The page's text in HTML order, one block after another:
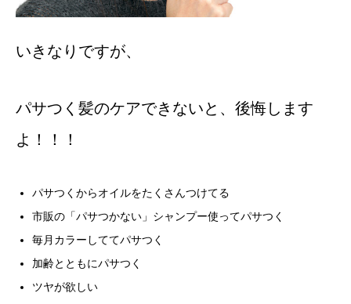
いきなりですが、
パサつく髪のケアできないと、後悔します
よ！！！
パサつくからオイルをたくさんつけてる
市販の「パサつかない」シャンプー使ってパサつく
毎月カラーしててパサつく
加齢とともにパサつく
ツヤが欲しい